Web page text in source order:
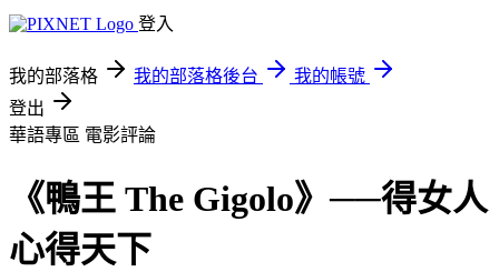
登入
我的部落格 我的部落格後台
我的帳號
登出
華語專區 電影評論
《鴨王 The Gigolo》──得女人
心得天下